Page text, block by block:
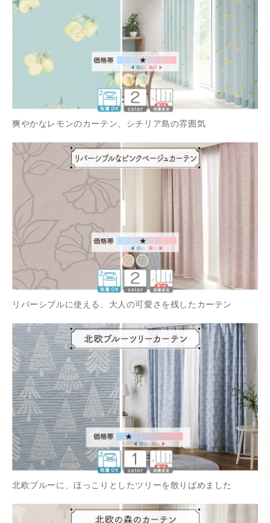
爽やかなレモンのカーテン、シチリア島の雰囲気
リバーシブルに使える、大人の可愛さを残したカーテン
北欧ブルーに、ほっこりとしたツリーを散りばめました